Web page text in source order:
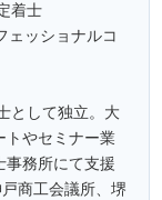
着士
ェッショナルコ
として独立。大
トやセミナー業
事務所にて支援
商工会議所、堺